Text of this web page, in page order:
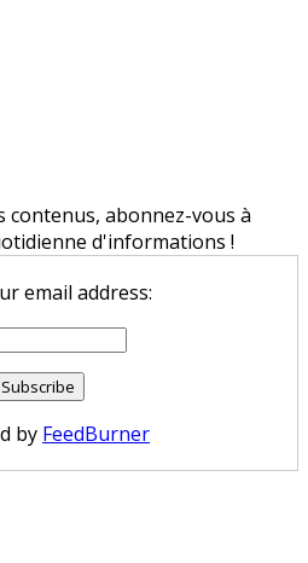
abonnez-vous à
d'informations !
email address:
by FeedBurner